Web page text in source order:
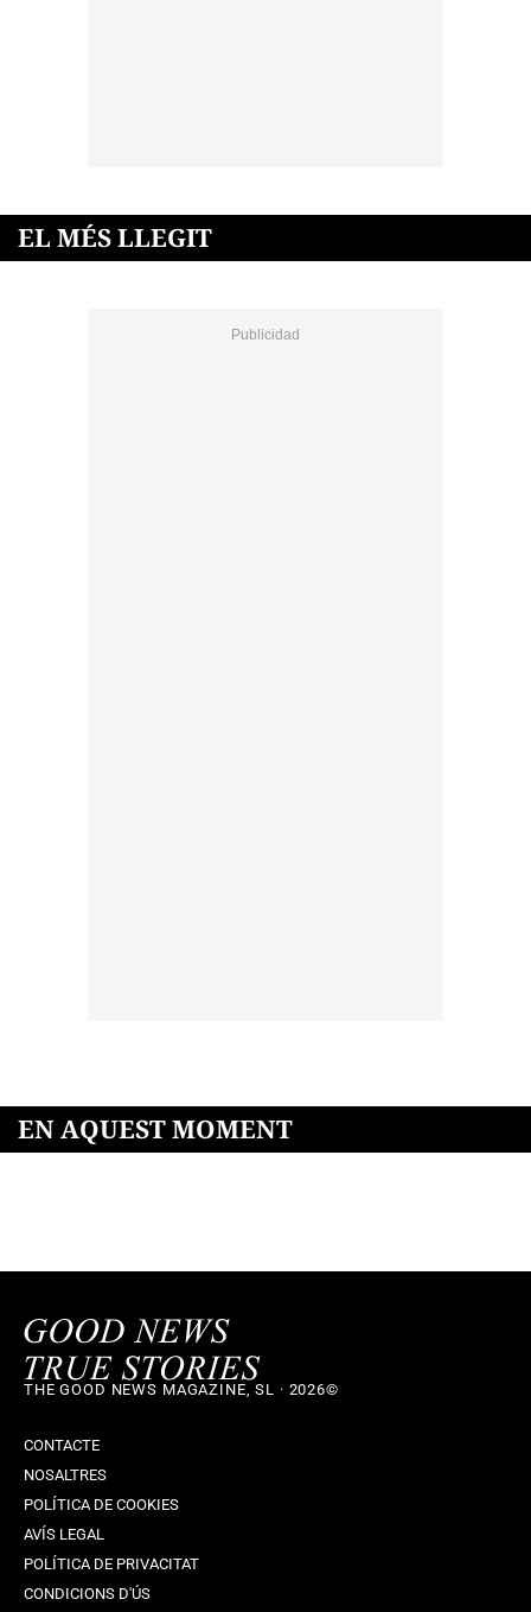
EL MÉS LLEGIT
EN AQUEST MOMENT
THE GOOD NEWS MAGAZINE, SL · 2026©
CONTACTE
NOSALTRES
POLÍTICA DE COOKIES
AVÍS LEGAL
POLÍTICA DE PRIVACITAT
CONDICIONS D'ÚS